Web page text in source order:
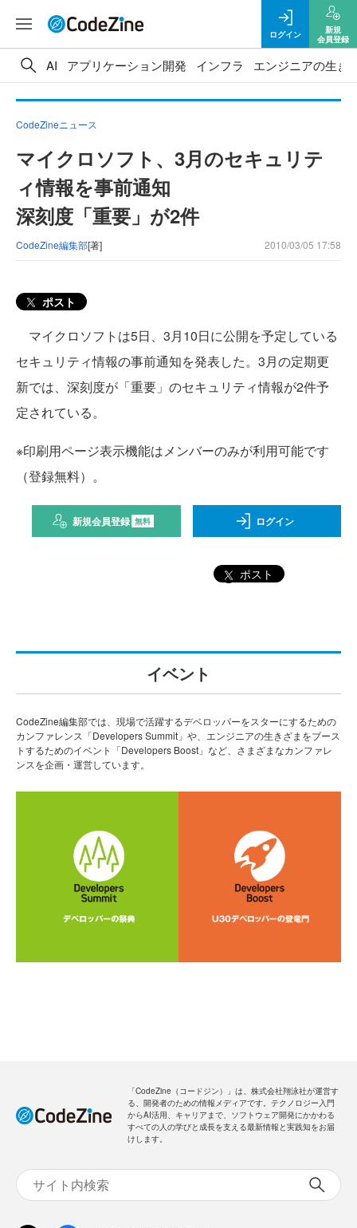
ログイン
新規
会員登録
AI アプリケーション開発 インフラ エンジニアの生き
CodeZineニュース
マイクロソフト、3月のセキュリテ
ィ情報を事前通知
深刻度「重要」が2件
CodeZine編集部[著] 2010/03/05 17:58
ポスト
マイクロソフトは5日、3月10日に公開を予定している
セキュリティ情報の事前通知を発表した。3月の定期更
新では、深刻度が「重要」のセキュリティ情報が2件予
定されている。
※印刷用ページ表示機能はメンバーのみが利用可能です
（登録無料）。
新規会員登録 無料 ログイン
ポスト
イベント
CodeZine編集部では、現場で活躍するデベロッパーをスターにするための
カンファレンス「Developers Summit」や、エンジニアの生きざまをブース
トするためのイベント「Developers Boost」など、さまざまなカンファレ
ンスを企画・運営しています。
「CodeZine（コードジン）」は、株式会社翔泳社が運営す
る、開発者のための情報メディアです。テクノロジー入門
からAI活用、キャリアまで、ソフトウェア開発にかかわる
すべての人の学びと成長を支える最新情報と実践知をお届
けします。